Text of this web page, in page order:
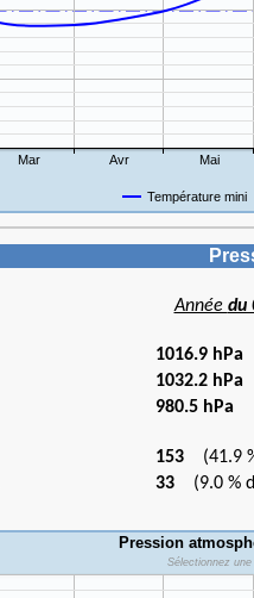
Année du
1016.9 hPa
1032.2 hPa
980.5 hPa
153 (41.9
33 (9.0 %